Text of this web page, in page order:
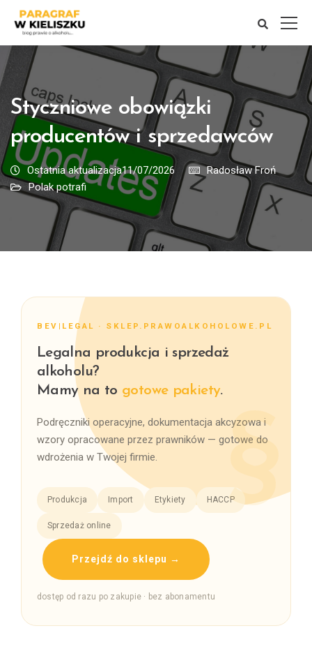
Styczniowe obowiązki
producentów i sprzedawców
Ostatnia aktualizacja11/07/2026
Radosław Froń
Polak potrafi
BEV|LEGAL · SKLEP.PRAWOALKOHOLOWE.PL
Legalna produkcja i sprzedaż
alkoholu?
Mamy na to gotowe pakiety.
Podręczniki operacyjne, dokumentacja akcyzowa i
wzory opracowane przez prawników — gotowe do
wdrożenia w Twojej firmie.
Produkcja Import Etykiety HACCP
Sprzedaż online
Przejdź do sklepu →
dostęp od razu po zakupie · bez abonamentu